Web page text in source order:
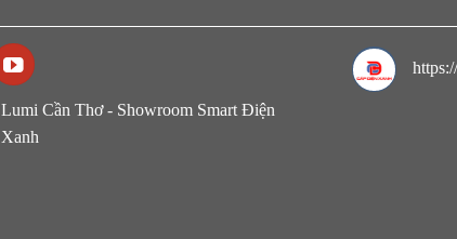
Lumi Cần Thơ - Showroom Smart Điện
Xanh